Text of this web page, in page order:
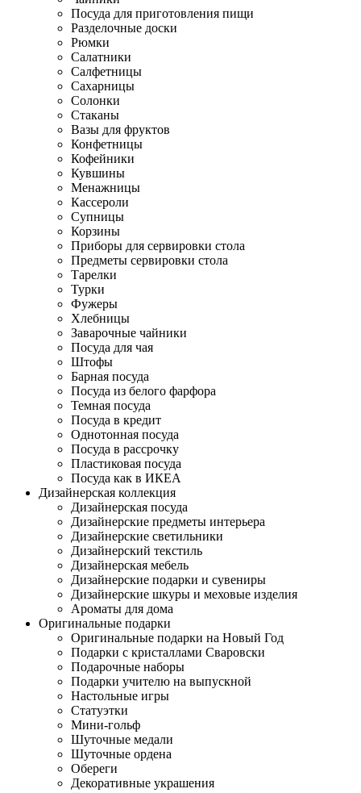
Посуда для приготовления пищи
Разделочные доски
Рюмки
Салатники
Салфетницы
Сахарницы
Солонки
Стаканы
Вазы для фруктов
Конфетницы
Кофейники
Кувшины
Менажницы
Кассероли
Супницы
Корзины
Приборы для сервировки стола
Предметы сервировки стола
Тарелки
Турки
Фужеры
Хлебницы
Заварочные чайники
Посуда для чая
Штофы
Барная посуда
Посуда из белого фарфора
Темная посуда
Посуда в кредит
Однотонная посуда
Посуда в рассрочку
Пластиковая посуда
Посуда как в ИКЕА
Дизайнерская коллекция
Дизайнерская посуда
Дизайнерские предметы интерьера
Дизайнерские светильники
Дизайнерский текстиль
Дизайнерская мебель
Дизайнерские подарки и сувениры
Дизайнерские шкуры и меховые изделия
Ароматы для дома
Оригинальные подарки
Оригинальные подарки на Новый Год
Подарки с кристаллами Сваровски
Подарочные наборы
Подарки учителю на выпускной
Настольные игры
Статуэтки
Мини-гольф
Шуточные медали
Шуточные ордена
Обереги
Декоративные украшения